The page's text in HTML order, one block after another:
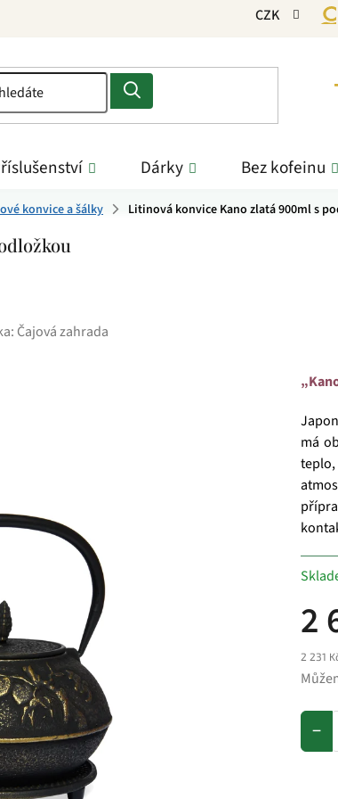
CZK
Dárky Bez kofeinu
konvice a šálky Litinová konvice Kano zlatá 900ml s
Čajová zahrada
2
2 231
−
má